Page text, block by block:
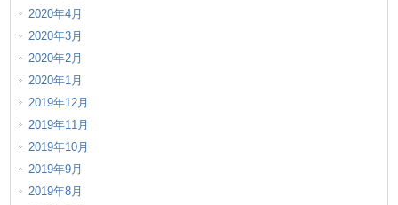
2020年4月
2020年3月
2020年2月
2020年1月
2019年12月
2019年11月
2019年10月
2019年9月
2019年8月